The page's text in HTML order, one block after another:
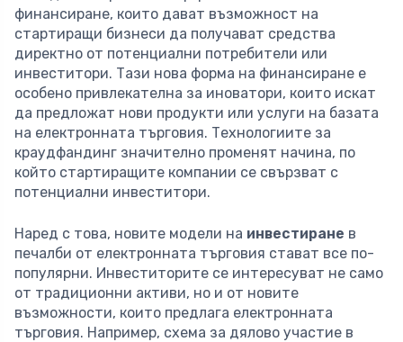
финансиране, които дават възможност на
стартиращи бизнеси да получават средства
директно от потенциални потребители или
инвеститори. Тази нова форма на финансиране е
особено привлекателна за иноватори, които искат
да предложат нови продукти или услуги на базата
на електронната търговия. Технологиите за
краудфандинг значително променят начина, по
който стартиращите компании се свързват с
потенциални инвеститори.
Наред с това, новите модели на инвестиране в
печалби от електронната търговия стават все по-
популярни. Инвеститорите се интересуват не само
от традиционни активи, но и от новите
възможности, които предлага електронната
търговия. Например, схема за дялово участие в